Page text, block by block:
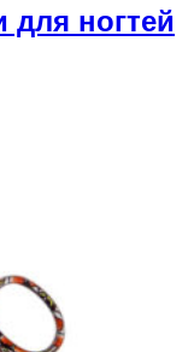
для ногтей